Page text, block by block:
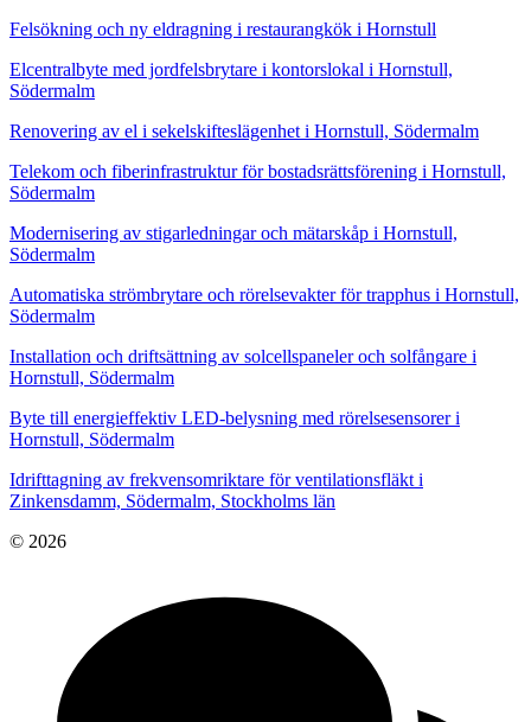
Felsökning och ny eldragning i restaurangkök i Hornstull
Elcentralbyte med jordfelsbrytare i kontorslokal i Hornstull,
Södermalm
Renovering av el i sekelskifteslägenhet i Hornstull, Södermalm
Telekom och fiberinfrastruktur för bostadsrättsförening i Hornstull,
Södermalm
Modernisering av stigarledningar och mätarskåp i Hornstull,
Södermalm
Automatiska strömbrytare och rörelsevakter för trapphus i Hornstull,
Södermalm
Installation och driftsättning av solcellspaneler och solfångare i
Hornstull, Södermalm
Byte till energieffektiv LED-belysning med rörelsesensorer i
Hornstull, Södermalm
Idrifttagning av frekvensomriktare för ventilationsfläkt i
Zinkensdamm, Södermalm, Stockholms län
© 2026